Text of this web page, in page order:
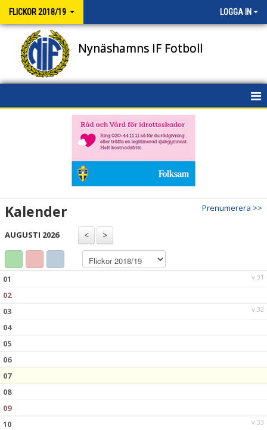
FLICKOR 2018/19 LOGGA IN
Nynäshamns IF Fotboll
BILDGALLERI
DOKUMENT
KONTAKT
Prenumerera >>
Kalender
AUGUSTI 2026
v.31
01
02
v.32
03
04
05
06
07
08
09
v.33
10